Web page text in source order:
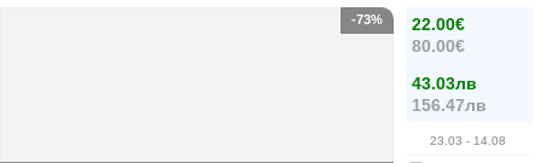
22.00€
80.00€
43.03лв
156.47лв
23.03 - 14.08
-73%